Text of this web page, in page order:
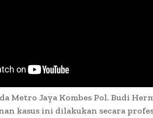
Metro Jaya Kombes Pol. Budi
kasus ini dilakukan secara